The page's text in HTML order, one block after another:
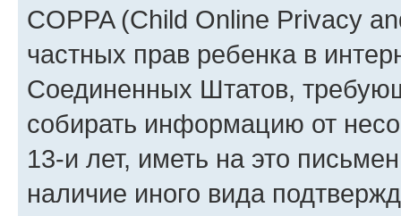
COPPA (Child Online Privacy
частных прав ребенка в
Соединенных Штатов,
собирать информацию от
13-и лет, иметь на это
наличие иного вида